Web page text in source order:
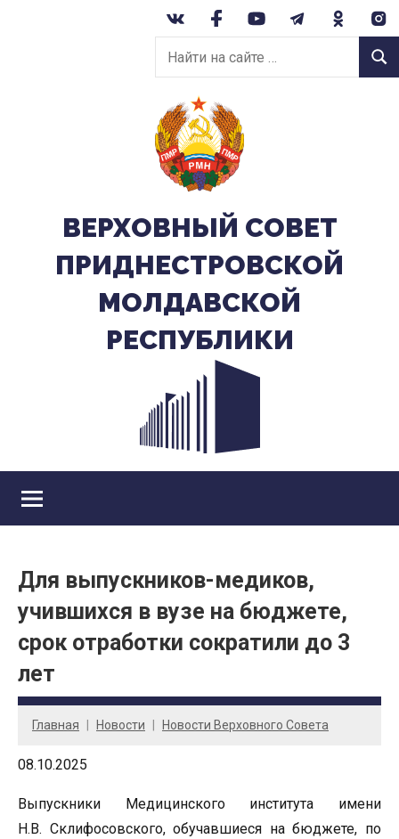
Найти
на
сайте:
ВЕРХОВНЫЙ CОВЕТ
ПРИДНЕСТРОВСКОЙ
МОЛДАВСКОЙ
РЕСПУБЛИКИ
Для выпускников-медиков,
учившихся в вузе на бюджете,
срок отработки сократили до 3
лет
Главная Новости Новости Верховного Совета
08.10.2025
Выпускники Медицинского института имени
Н.В. Склифосовского, обучавшиеся на бюджете, по